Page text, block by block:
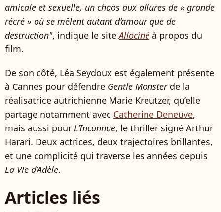
amicale et sexuelle, un chaos aux allures de « grande
récré » où se mêlent autant d’amour que de
destruction", indique le siteAllociné à propos du
film.
De son côté, Léa Seydoux est également présente
à Cannes pour défendre Gentle Monsterde la
réalisatrice autrichienne Marie Kreutzer, qu’elle
partage notamment avec Catherine Deneuve,
mais aussi pour L’Inconnue, le thriller signé Arthur
Harari. Deux actrices, deux trajectoires brillantes,
et une complicité qui traverse les années depuis
La Vie d’Adèle.
Articles liés